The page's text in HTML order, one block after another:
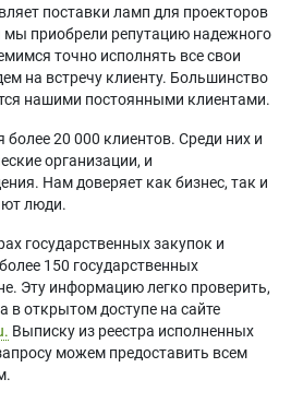
поставки ламп для проекторов
мы приобрели репутацию надежного
точно исполнять все свои
на встречу клиенту. Большинство
нашими постоянными клиентами.
20 000 клиентов. Среди них и
организации, и
Нам доверяет как бизнес, так и
люди.
государственных закупок и
150 государственных
Эту информацию легко проверить,
в открытом доступе на сайте
Выписку из реестра исполненных
можем предоставить всем